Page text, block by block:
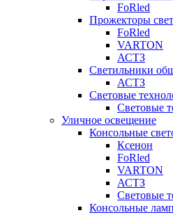
FoRled
Прожекторы
FoRled
VARTON
АСТЗ
Светильники
АСТЗ
Световые
Световые
Уличное освещение
Консольные
Ксенон
FoRled
VARTON
АСТЗ
Световые
Консольные